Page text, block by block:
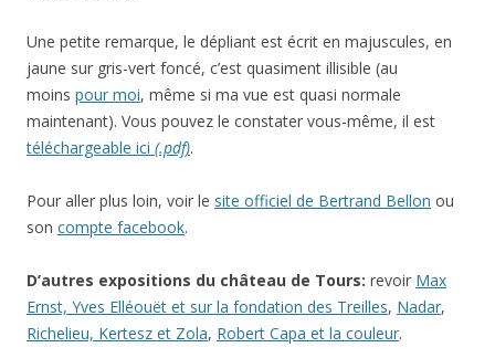
Une petite remarque, le dépliant est écrit en majuscules, en
jaune sur gris-vert foncé, c’est quasiment illisible (au
moins pour moi, même si ma vue est quasi normale
maintenant). Vous pouvez le constater vous-même, il est
téléchargeable ici (.pdf).
Pour aller plus loin, voir le site officiel de Bertrand Bellon ou
son compte facebook.
D’autres expositions du château de Tours: revoir Max
Ernst, Yves Elléouët et sur la fondation des Treilles, Nadar,
Richelieu, Kertesz et Zola, Robert Capa et la couleur.